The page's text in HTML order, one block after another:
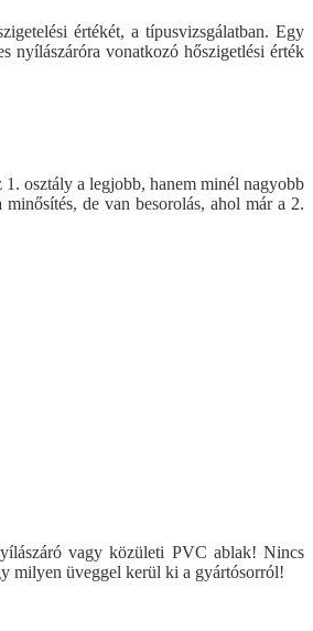
értékét, a típusvizsgálatban. Egy
nyílászáróra vonatkozó hőszigetlési érték
1. osztály a legjobb, hanem minél nagyobb
de van besorolás, ahol már a 2.
vagy közületi PVC ablak! Nincs
milyen üveggel kerül ki a gyártósorról!